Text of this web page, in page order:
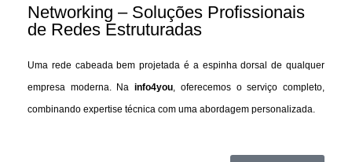
Networking – Soluções Profissionais
de Redes Estruturadas
Uma rede cabeada bem projetada é a espinha dorsal de qualquer
empresa moderna. Nainfo4you, oferecemos o serviço completo,
combinando expertise técnica com uma abordagem personalizada.